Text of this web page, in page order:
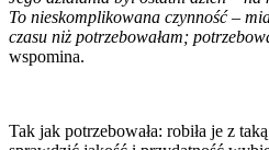
To nieskomplikowana czynność –
czasu niż potrzebowałam;
wspomina.
Tak jak potrzebowała: robiła je z